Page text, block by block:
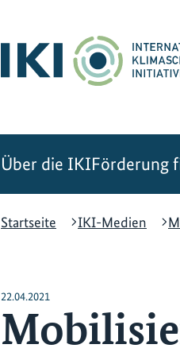
Über die IKIFörderung
Startseite
IKI-Medien
22.04.2021